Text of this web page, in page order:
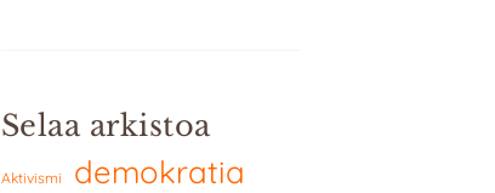
Selaa arkistoa
Aktivismi demokratia